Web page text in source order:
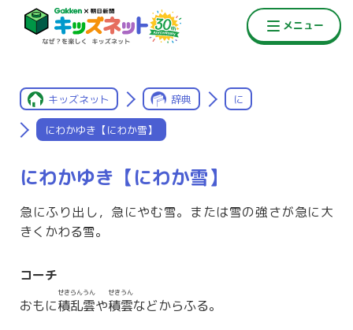
キッズネット 辞典 に
にわかゆき【にわか雪】
にわかゆき【にわか雪】
急にふり出し，急にやむ雪。または雪の強さが急に大
きくかわる雪。
コーチ
おもに積乱雲
せきらんうん
や積雲
せきうん
などからふる。